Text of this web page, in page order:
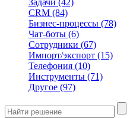
Задачи (42)
CRM (84)
Бизнес-процессы (78)
Чат-боты (6)
Сотрудники (67)
Импорт/экспорт (15)
Телефония (10)
Инструменты (71)
Другое (97)